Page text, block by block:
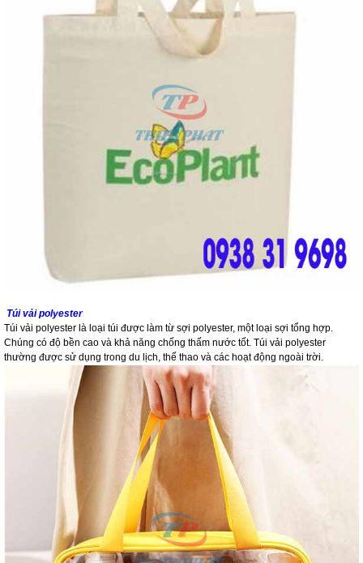
Túi vải polyester
Túi vải polyester là loại túi được làm từ sợi polyester, một loại sợi tổng hợp.
Chúng có độ bền cao và khả năng chống thấm nước tốt. Túi vải polyester
thường được sử dụng trong du lịch, thể thao và các hoạt động ngoài trời.